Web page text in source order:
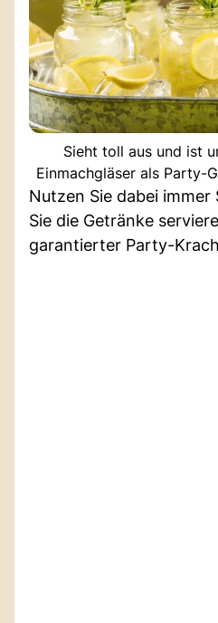
Sieht toll aus und ist
Einmachgläser als Party-
Nutzen Sie dabei
Sie die Getränke
garantierter Party-